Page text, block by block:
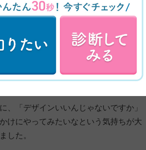
怖くなってしまって、ずっと諦めてた
時に、もう写真は違うかなっていう気
周りにデザインをしている友達がい
かな、やってみたいなっていう気持ち
、「デザインいいんじゃないですか」
けにやってみたいなという気持ちが大
した。